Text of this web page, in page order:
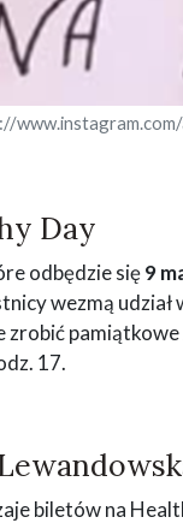
Day
odbędzie się9
wezmą
zrobić pamiątkowe
17.
biletów na